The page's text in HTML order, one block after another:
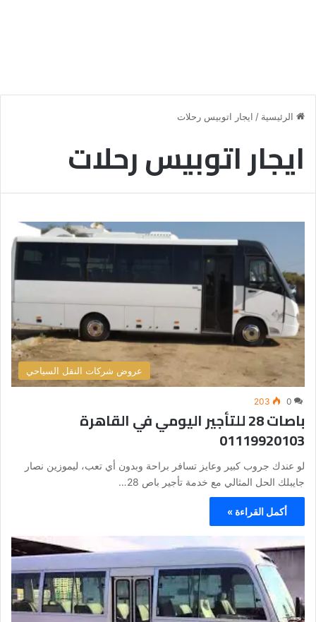
الرئيسية / ايجار اتوبيس رحلات
ايجار اتوبيس رحلات
عروض شركات النقل السياحي
0
203
باصات 28 للتأجير اليومي في القاهرة
01119920103
لو عندك جروب كبير وعايز تسافر براحة وبدون أي تعب، ليموزين نصار
جايبلك الحل المثالي مع خدمة تأجير باص 28…
أكمل القراءة »